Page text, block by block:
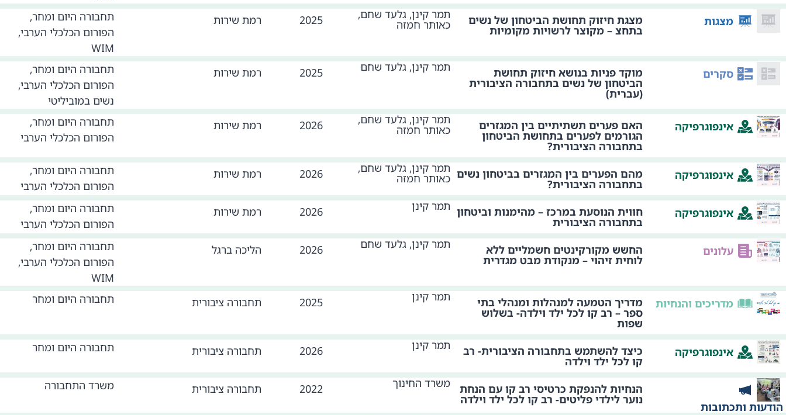
מצגות
מצגת חיזוק תחושת הביטחון של נשים
בתחצ – מקוצר לרשויות מקומיות
תמר קינן, גלעד שחם,
כאותר חמזה 2025 רמת שירות
תחבורה היום ומחר,
הפורום הכלכלי הערבי,
WIM
סקרים
מוקד פניות בנושא חיזוק תחושת
הביטחון של נשים בתחבורה הציבורית
(עברית)
תמר קינן, גלעד שחם 2025 רמת שירות
תחבורה היום ומחר,
הפורום הכלכלי הערבי,
נשים במוביליטי
אינפוגרפיקה
האם פערים תשתיתיים בין המגזרים
הגורמים לפערים בתחושת הביטחון
בתחבורה הציבורית?
תמר קינן, גלעד שחם,
כאותר חמזה 2026 רמת שירות
תחבורה היום ומחר,
הפורום הכלכלי הערבי
אינפוגרפיקה מהם הפערים בין המגזרים בביטחון נשים
בתחבורה הציבורית?
תמר קינן, גלעד שחם,
כאותר חמזה 2026 רמת שירות
תחבורה היום ומחר,
הפורום הכלכלי הערבי
אינפוגרפיקה
חווית הנוסעת במרכז – מהימנות וביטחון
בתחבורה הציבורית
תמר קינן 2026 רמת שירות
תחבורה היום ומחר,
הפורום הכלכלי הערבי
עלונים
החשש מקורקינטים חשמליים ללא
לוחית זיהוי – מנקודת מבט מגדרית
תמר קינן, גלעד שחם 2026 הליכה ברגל
תחבורה היום ומחר,
הפורום הכלכלי הערבי,
WIM
מדריכים והנחיות
מדריך הטמעה למנהלות ומנהלי בתי
ספר – רב קו לכל ילד וילדה- בשלוש
שפות
תמר קינן 2025 תחבורה ציבורית תחבורה היום ומחר
אינפוגרפיקה כיצד להשתמש בתחבורה הציבורית- רב
קו לכל ילד וילדה
תמר קינן 2026 תחבורה ציבורית תחבורה היום ומחר
הודעות ותכתובות
הנחיות להנפקת כרטיסי רב קו עם הנחת
נוער לילדי פליטים- רב קו לכל ילד וילדה
משרד החינוך 2022 תחבורה ציבורית משרד התחבורה